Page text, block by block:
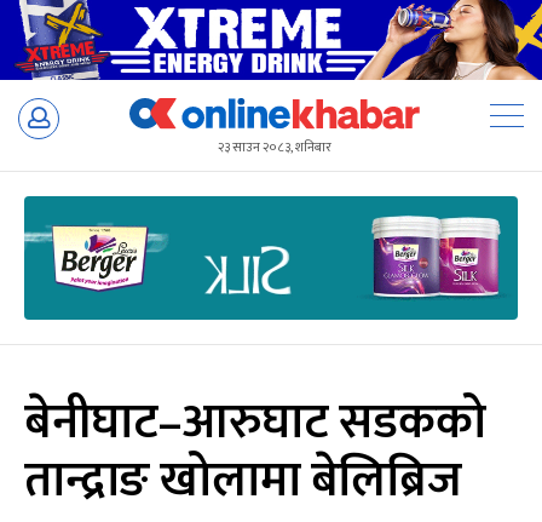
Skip
२३ साउन २०८३, शनिबार
बेनीघाट–आरुघाट सडकको
तान्द्राङ खोलामा बेलिब्रिज